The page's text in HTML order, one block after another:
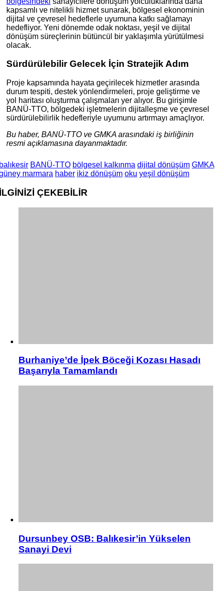
kapsamlı ve nitelikli hizmet sunarak, bölgesel ekonominin
dijital ve çevresel hedeflerle uyumuna katkı sağlamayı
hedefliyor. Yeni dönemde odak noktası, yeşil ve dijital
dönüşüm süreçlerinin bütüncül bir yaklaşımla yürütülmesi
olacak.
Sürdürülebilir Gelecek İçin Stratejik Adım
Proje kapsamında hayata geçirilecek hizmetler arasında
durum tespiti, destek yönlendirmeleri, proje geliştirme ve
yol haritası oluşturma çalışmaları yer alıyor. Bu girişimle
BANÜ-TTO, bölgedeki işletmelerin dijitalleşme ve çevresel
sürdürülebilirlik hedefleriyle uyumunu artırmayı amaçlıyor.
Bu haber, BANÜ-TTO ve GMKA arasındaki iş birliğinin
resmi açıklamasına dayanmaktadır.
BANÜ-TTO bölgesel kalkınma dijital dönüşüm GMKA
marmara haber ikiz dönüşüm oku yeşil dönüşüm
ÇEKEBİLİR
Burhaniye’de İpek Böceği Kozası Hasadı
Başarıyla Tamamlandı
Dursunbey OSB: Balıkesir’in Yükselen
Sanayi Devi